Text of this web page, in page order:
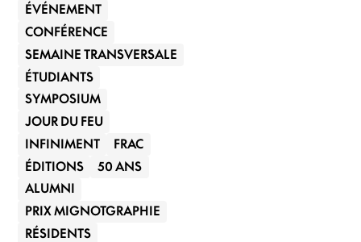
ÉVÉNEMENT
CONFÉRENCE
SEMAINE TRANSVERSALE
ÉTUDIANTS
SYMPOSIUM
JOUR DU FEU
INFINIMENT
FRAC
ÉDITIONS
50 ANS
ALUMNI
PRIX MIGNOTGRAPHIE
RÉSIDENTS